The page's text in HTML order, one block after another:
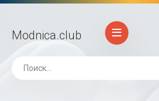
Modnica.club